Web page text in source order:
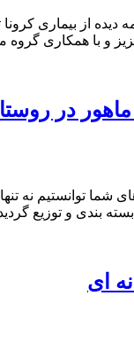
صدمه دیده از
و با همکاری گروه
ماهور در
شما توانستیم
ای